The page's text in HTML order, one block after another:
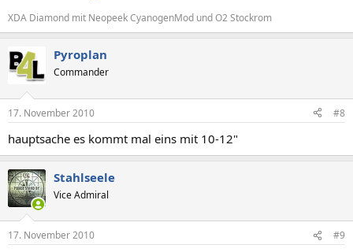
XDA Diamond mit Neopeek CyanogenMod und O2 Stockrom
Pyroplan
Commander
17. November 2010 #8
hauptsache es kommt mal eins mit 10-12"
Stahlseele
Vice Admiral
17. November 2010 #9